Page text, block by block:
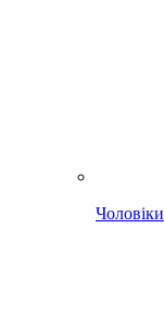
Чоловіки